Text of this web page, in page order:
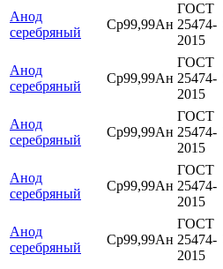
Анод
серебряный
Ср99,99Ан
ГОСТ
25474-
2015
Анод
серебряный
Ср99,99Ан
ГОСТ
25474-
2015
Анод
серебряный
Ср99,99Ан
ГОСТ
25474-
2015
Анод
серебряный
Ср99,99Ан
ГОСТ
25474-
2015
Анод
серебряный
Ср99,99Ан
ГОСТ
25474-
2015